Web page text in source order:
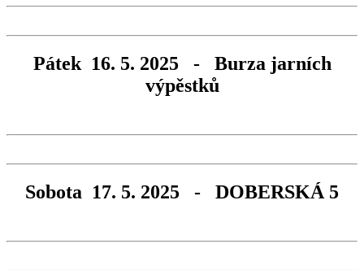
Pátek 16. 5. 2025 - Burza jarních
výpěstků
Sobota 17. 5. 2025 - DOBERSKÁ 5